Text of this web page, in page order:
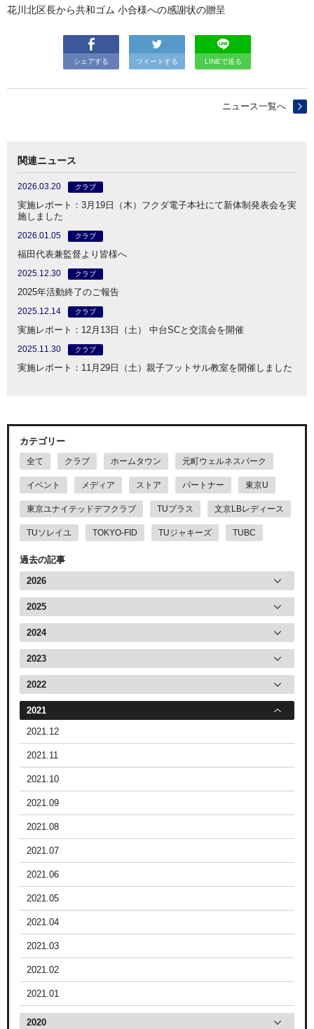
花川北区長から共和ゴム 小合様への感謝状の贈呈
シェアする ツイートする LINEで送る
ニュース一覧へ
関連ニュース
2026.03.20 クラブ
実施レポート：3月19日（木）フクダ電子本社にて新体制発表会を実
施しました
2026.01.05 クラブ
福田代表兼監督より皆様へ
2025.12.30 クラブ
2025年活動終了のご報告
2025.12.14 クラブ
実施レポート：12月13日（土） 中台SCと交流会を開催
2025.11.30 クラブ
実施レポート：11月29日（土）親子フットサル教室を開催しました
カテゴリー
全て クラブ ホームタウン 元町ウェルネスパーク
イベント メディア ストア パートナー 東京U
東京ユナイテッドデフクラブ TUプラス 文京LBレディース
TUソレイユ TOKYO-FID TUジャキーズ TUBC
過去の記事
2026
2025
2024
2023
2022
2021
2021.12
2021.11
2021.10
2021.09
2021.08
2021.07
2021.06
2021.05
2021.04
2021.03
2021.02
2021.01
2020